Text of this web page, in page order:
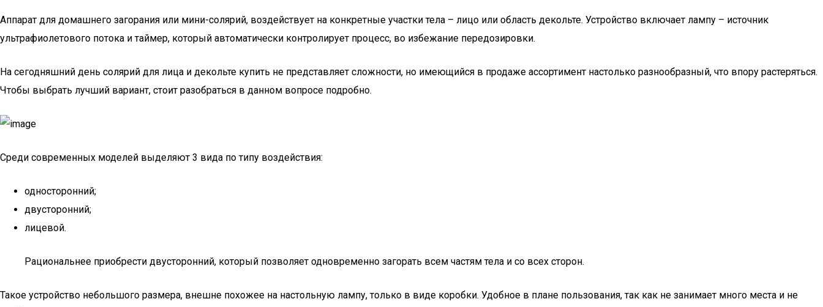
Аппарат для домашнего загорания или мини-солярий, воздействует на конкретные участки тела – лицо или область декольте. Устройство включает лампу – источник
ультрафиолетового потока и таймер, который автоматически контролирует процесс, во избежание передозировки.
На сегодняшний день солярий для лица и декольте купить не представляет сложности, но имеющийся в продаже ассортимент настолько разнообразный, что впору растеряться.
Чтобы выбрать лучший вариант, стоит разобраться в данном вопросе подробно.
Среди современных моделей выделяют 3 вида по типу воздействия:
односторонний;
двусторонний;
лицевой.
Рациональнее приобрести двусторонний, который позволяет одновременно загорать всем частям тела и со всех сторон.
Такое устройство небольшого размера, внешне похожее на настольную лампу, только в виде коробки. Удобное в плане пользования, так как не занимает много места и не